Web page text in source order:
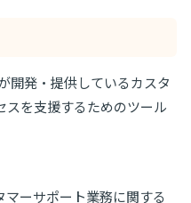
開発・提供しているカスタ
スを支援するためのツール
ーサポート業務に関する